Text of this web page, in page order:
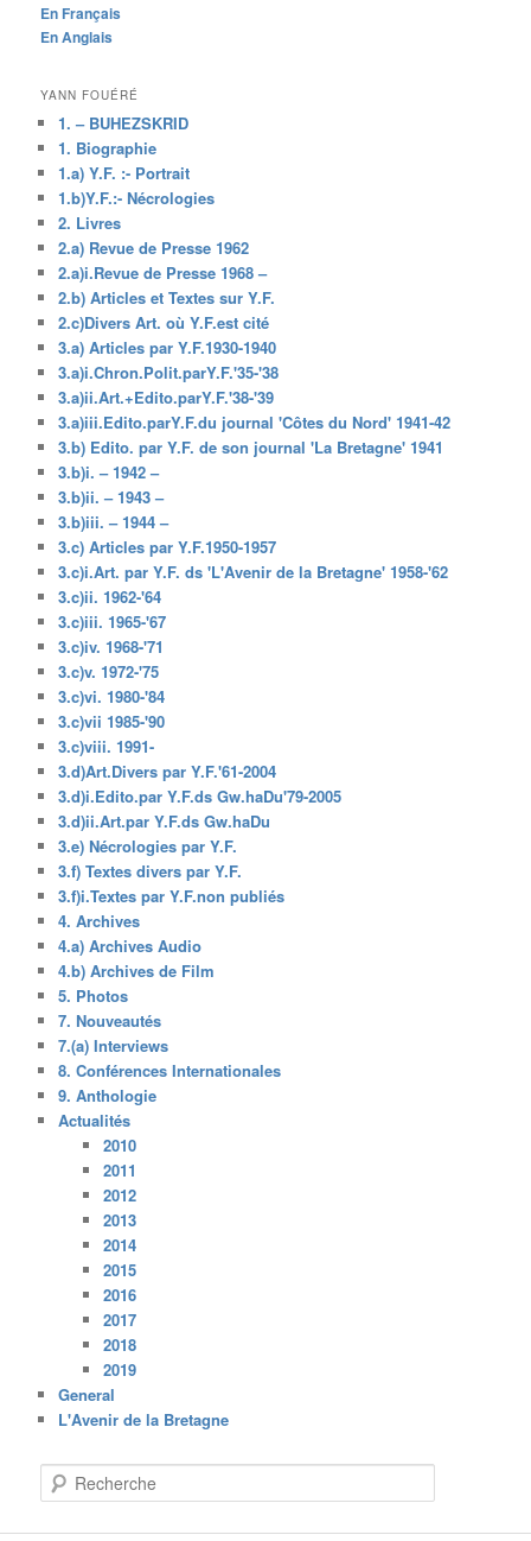
En Français
En Anglais
YANN FOUÉRÉ
1. – BUHEZSKRID
1. Biographie
1.a) Y.F. :- Portrait
1.b)Y.F.:- Nécrologies
2. Livres
2.a) Revue de Presse 1962
2.a)i.Revue de Presse 1968 –
2.b) Articles et Textes sur Y.F.
2.c)Divers Art. où Y.F.est cité
3.a) Articles par Y.F.1930-1940
3.a)i.Chron.Polit.parY.F.'35-'38
3.a)ii.Art.+Edito.parY.F.'38-'39
3.a)iii.Edito.parY.F.du journal 'Côtes du Nord' 1941-42
3.b) Edito. par Y.F. de son journal 'La Bretagne' 1941
3.b)i. – 1942 –
3.b)ii. – 1943 –
3.b)iii. – 1944 –
3.c) Articles par Y.F.1950-1957
3.c)i.Art. par Y.F. ds 'L'Avenir de la Bretagne' 1958-'62
3.c)ii. 1962-'64
3.c)iii. 1965-'67
3.c)iv. 1968-'71
3.c)v. 1972-'75
3.c)vi. 1980-'84
3.c)vii 1985-'90
3.c)viii. 1991-
3.d)Art.Divers par Y.F.'61-2004
3.d)i.Edito.par Y.F.ds Gw.haDu'79-2005
3.d)ii.Art.par Y.F.ds Gw.haDu
3.e) Nécrologies par Y.F.
3.f) Textes divers par Y.F.
3.f)i.Textes par Y.F.non publiés
4. Archives
4.a) Archives Audio
4.b) Archives de Film
5. Photos
7. Nouveautés
7.(a) Interviews
8. Conférences Internationales
9. Anthologie
Actualités
2010
2011
2012
2013
2014
2015
2016
2017
2018
2019
General
L'Avenir de la Bretagne
e